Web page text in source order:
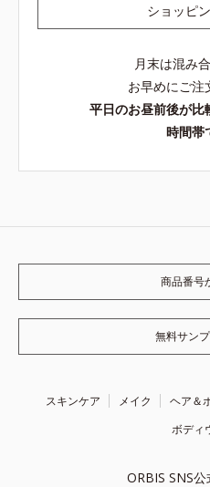
ショッピ
月末は混み
お早めにご注
平日のお昼前後が比
時間帯
商品番号
無料サン
スキンケア メイク ヘア＆
ボディ
ORBIS SNS